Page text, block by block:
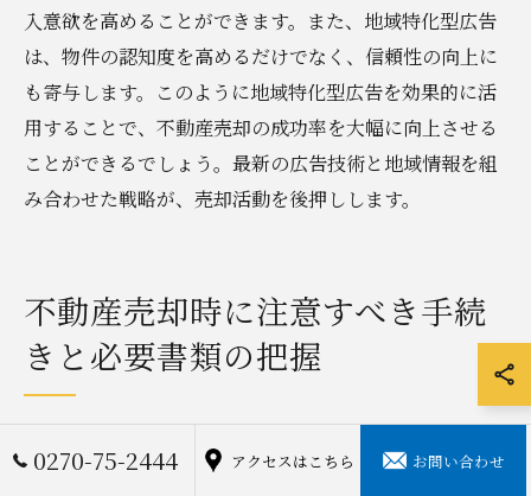
入意欲を高めることができます。また、地域特化型広告
は、物件の認知度を高めるだけでなく、信頼性の向上に
も寄与します。このように地域特化型広告を効果的に活
用することで、不動産売却の成功率を大幅に向上させる
ことができるでしょう。最新の広告技術と地域情報を組
み合わせた戦略が、売却活動を後押しします。
不動産売却時に注意すべき手続
きと必要書類の把握
売却に必要な手続きの流れを理解する
0270-75-2444 アクセスはこちら お問い合わせ